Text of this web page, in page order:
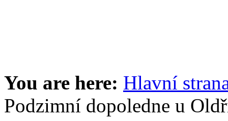
You are here: Hlavní
Podzimní dopoledne u